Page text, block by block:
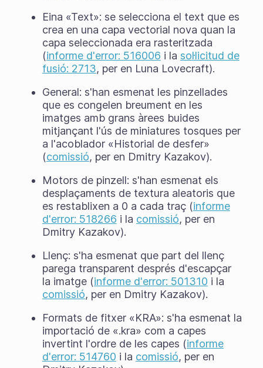
Eina «Text»: se selecciona el text que es
crea en una capa vectorial nova quan la
capa seleccionada era rasteritzada
(informe d'error: 516006 i la sol·licitud de
fusió: 2713, per en Luna Lovecraft).
General: s'han esmenat les pinzellades
que es congelen breument en les
imatges amb grans àrees buides
mitjançant l'ús de miniatures tosques per
a l'acoblador «Historial de desfer»
(comissió, per en Dmitry Kazakov).
Motors de pinzell: s'han esmenat els
desplaçaments de textura aleatoris que
es restablixen a 0 a cada traç (informe
d'error: 518266 i la comissió, per en
Dmitry Kazakov).
Llenç: s'ha esmenat que part del llenç
parega transparent després d'escapçar
la imatge (informe d'error: 501310 i la
comissió, per en Dmitry Kazakov).
Formats de fitxer «KRA»: s'ha esmenat la
importació de «.kra» com a capes
invertint l'ordre de les capes (informe
d'error: 514760 i la comissió, per en